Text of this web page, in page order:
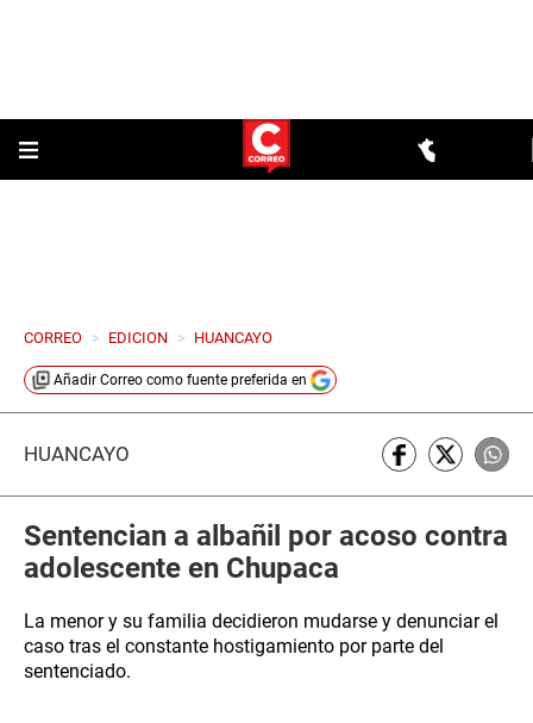
CORREO > EDICION > HUANCAYO
Añadir Correo como fuente preferida en
HUANCAYO
Sentencian a albañil por acoso contra
adolescente en Chupaca
La menor y su familia decidieron mudarse y denunciar el
caso tras el constante hostigamiento por parte del
sentenciado.